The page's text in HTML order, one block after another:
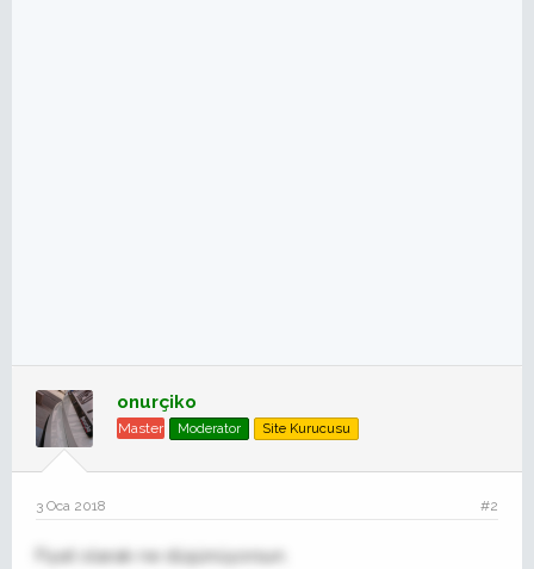
onurçiko
Master Moderator Site Kurucusu
3 Oca 2018 #2
Fiyat olarak ne düşünüyorsun.